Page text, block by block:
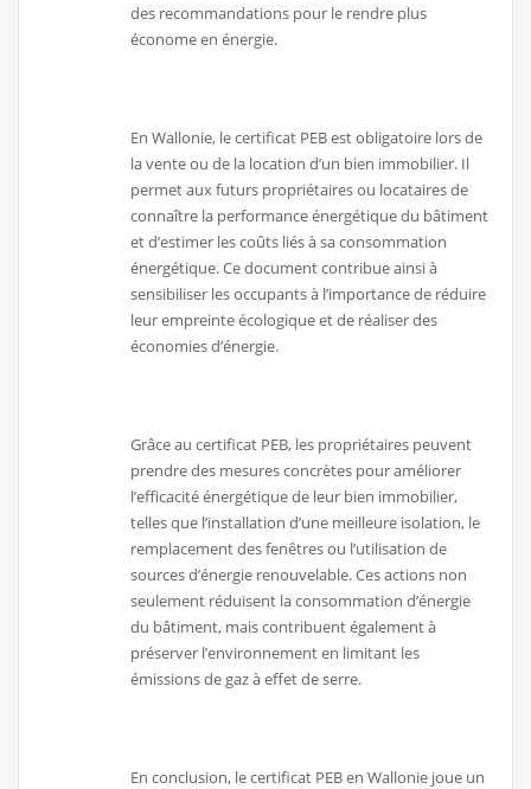
des recommandations pour le rendre plus
économe en énergie.
En Wallonie, le certificat PEB est obligatoire lors de
la vente ou de la location d’un bien immobilier. Il
permet aux futurs propriétaires ou locataires de
connaître la performance énergétique du bâtiment
et d’estimer les coûts liés à sa consommation
énergétique. Ce document contribue ainsi à
sensibiliser les occupants à l’importance de réduire
leur empreinte écologique et de réaliser des
économies d’énergie.
Grâce au certificat PEB, les propriétaires peuvent
prendre des mesures concrètes pour améliorer
l’efficacité énergétique de leur bien immobilier,
telles que l’installation d’une meilleure isolation, le
remplacement des fenêtres ou l’utilisation de
sources d’énergie renouvelable. Ces actions non
seulement réduisent la consommation d’énergie
du bâtiment, mais contribuent également à
préserver l’environnement en limitant les
émissions de gaz à effet de serre.
En conclusion, le certificat PEB en Wallonie joue un